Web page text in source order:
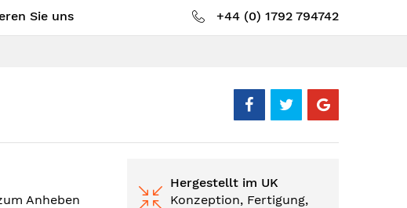
Sie uns
+44 (0) 1792 794742
Anheben
Hergestellt im UK
Konzeption, Fertigung,